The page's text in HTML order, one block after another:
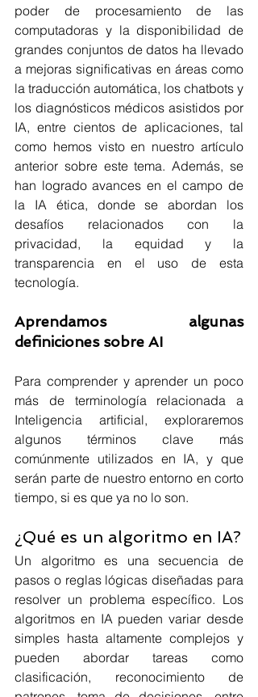
poder de procesamiento de las
computadoras y la disponibilidad de
grandes conjuntos de datos ha llevado
a mejoras significativas en áreas como
la traducción automática, los chatbots y
los diagnósticos médicos asistidos por
IA, entre cientos de aplicaciones, tal
como hemos visto en nuestro artículo
anterior sobre este tema. Además, se
han logrado avances en el campo de
la IA ética, donde se abordan los
desafíos relacionados con la
privacidad, la equidad y la
transparencia en el uso de esta
tecnología.
Aprendamos algunas
definiciones sobre AI
Para comprender y aprender un poco
más de terminología relacionada a
Inteligencia artificial, exploraremos
algunos términos clave más
comúnmente utilizados en IA, y que
serán parte de nuestro entorno en corto
tiempo, si es que ya no lo son.
¿Qué es un algoritmo en IA?
Un algoritmo es una secuencia de
pasos o reglas lógicas diseñadas para
resolver un problema específico. Los
algoritmos en IA pueden variar desde
simples hasta altamente complejos y
pueden abordar tareas como
clasificación, reconocimiento de